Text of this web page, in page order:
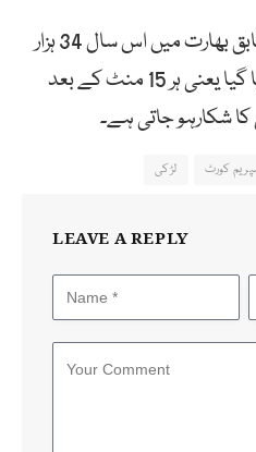
2018 کی ایک رپورٹ کے مطابق بھارت میں اس سال 34 ہزار
خواتین کو زیادتی کا نشانہ بنایا گیا یعنی ہر 15 منٹ کے بعد
شکارہو جاتی ہے۔
کورٹ لڑکی
LEAVE A REPLY